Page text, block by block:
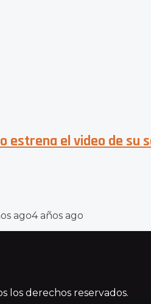
estrena el video de su
ago4 años ago
los derechos reservados.